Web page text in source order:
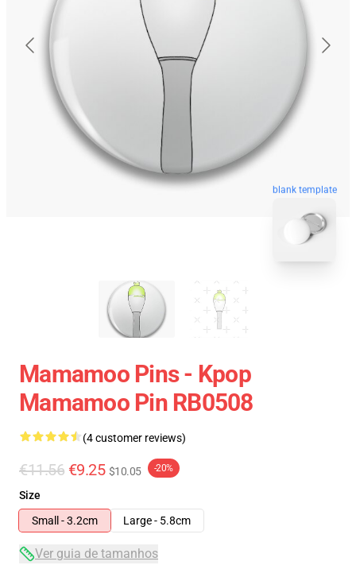
blank template
Mamamoo Pins - Kpop
Mamamoo Pin RB0508
(4 customer reviews)
€11.56 €9.25 $10.05 -20%
Size
Small - 3.2cm
Large - 5.8cm
Ver guia de tamanhos